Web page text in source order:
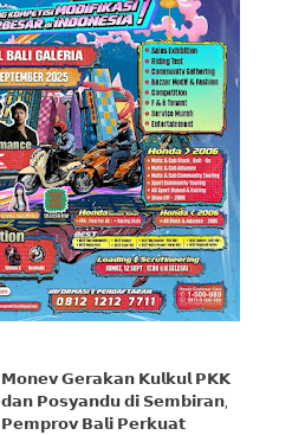
𝗠𝗼𝗻𝗲𝘃 𝗚𝗲𝗿𝗮𝗸𝗮𝗻 𝗞𝘂𝗹𝗸𝘂𝗹 𝗣𝗞𝗞
𝗱𝗮𝗻 𝗣𝗼𝘀𝘆𝗮𝗻𝗱𝘂 𝗱𝗶 𝗦𝗲𝗺𝗯𝗶𝗿𝗮𝗻,
𝗣𝗲𝗺𝗽𝗿𝗼𝘃 𝗕𝗮𝗹𝗶 𝗣𝗲𝗿𝗸𝘂𝗮𝘁